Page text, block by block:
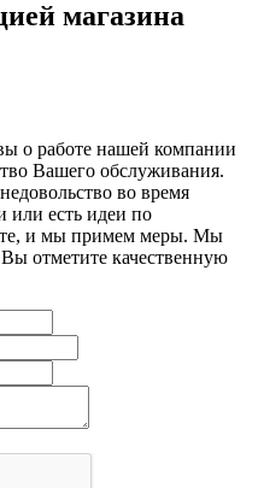
магазина
о работе нашей компании
Вашего обслуживания.
во время
или есть идеи по
и мы примем меры. Мы
отметите качественную